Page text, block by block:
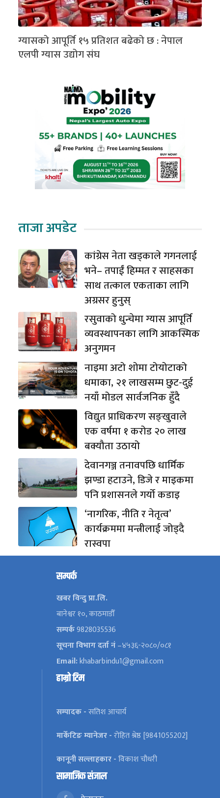
ग्यासको आपूर्ति १५ प्रतिशत बढेको छ : नेपाल
एलपी ग्यास उद्योग संघ
ताजा अपडेट
कांग्रेस नेता खड्काले गगनलाई
भने– तपाईं हिम्मत र साहसका
साथ तत्काल एकताका लागि
अग्रसर हुनुस्
रसुवाको धुन्चेमा ग्यास आपूर्ति
व्यवस्थापनका लागि आकस्मिक
अनुगमन
नाइमा अटो शोमा टोयोटाको
धमाका, २१ लाखसम्म छुट-दुई
नयाँ मोडल सार्वजनिक हुँदै
विद्युत प्राधिकरण सङ्खुवाले
एक वर्षमा १ करोड २० लाख
बक्यौता उठायो
देवानगञ्ज तनावपछि धार्मिक
झण्डा हटाउने, डिजे र माइकमा
पनि प्रशासनले गर्यो कडाइ
‘नागरिक, नीति र नेतृत्व’
कार्यक्रममा मन्त्रीलाई जोड्दै
रास्वपा
सम्पर्क
खबर विन्दु प्रा.लि.
बानेश्वर १०, काठमाडौँ
सम्पर्क9828035536
सूचना विभाग दर्ता नं–४५३६-२०८०/०८१
Email:khabarbindu1@gmail.com
हाम्रो टिम
सम्पादक -सतिश आचार्य
मार्केटिङ म्यानेजर -रोहित श्रेष्ठ [9841055202]
कानूनी सल्लाहकार -विकाश चौधरी
सामाजिक संजाल